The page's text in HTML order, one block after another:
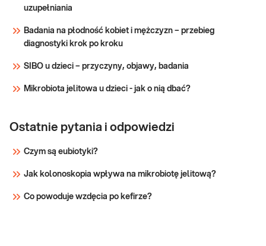
uzupełniania
Badania na płodność kobiet i mężczyzn – przebieg
diagnostyki krok po kroku
SIBO u dzieci – przyczyny, objawy, badania
Mikrobiota jelitowa u dzieci - jak o nią dbać?
Ostatnie pytania i odpowiedzi
Czym są eubiotyki?
Jak kolonoskopia wpływa na mikrobiotę jelitową?
Co powoduje wzdęcia po kefirze?